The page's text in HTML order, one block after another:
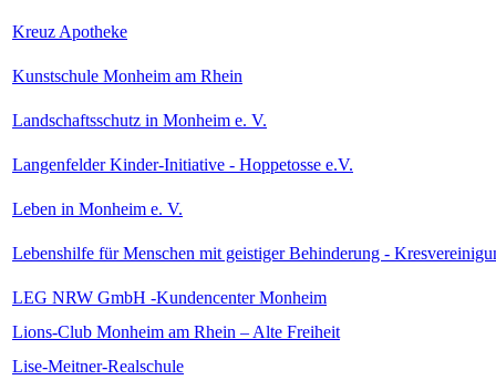
Kreuz Apotheke
Kunstschule Monheim am Rhein
Landschaftsschutz in Monheim e. V.
Langenfelder Kinder-Initiative - Hoppetosse e.V.
Leben in Monheim e. V.
Lebenshilfe für Menschen mit geistiger Behinderung -
LEG NRW GmbH -Kundencenter Monheim
Lions-Club Monheim am Rhein – Alte Freiheit
Lise-Meitner-Realschule